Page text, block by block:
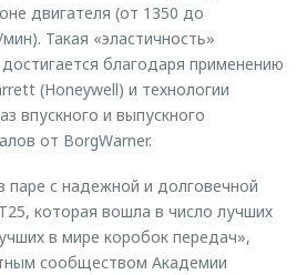
двигателя (от 1350 до
Такая «эластичность»
благодаря применению
(Honeywell) и технологии
впускного и выпускного
от BorgWarner.
паре с надежной и долговечной
которая вошла в число лучших
в мире коробок передач»,
сообществом Академии